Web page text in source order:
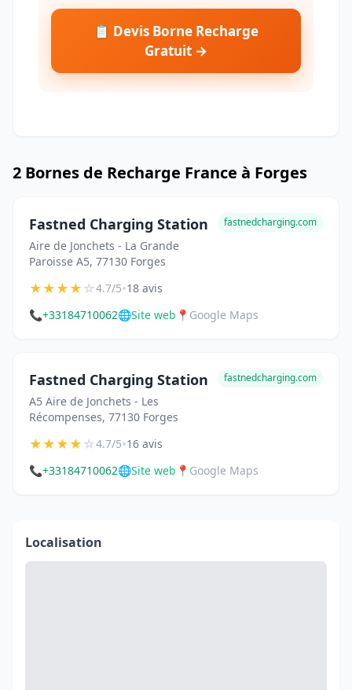
📋 Devis Borne Recharge
Gratuit →
2 Bornes de Recharge France à Forges
Fastned Charging Station
Aire de Jonchets - La Grande
Paroisse A5, 77130 Forges
fastnedcharging.com
★★★★☆4.7/5•18 avis
📞+33184710062🌐Site web 📍 Google Maps
Fastned Charging Station
A5 Aire de Jonchets - Les
Récompenses, 77130 Forges
fastnedcharging.com
★★★★☆4.7/5•16 avis
📞+33184710062🌐Site web 📍 Google Maps
Localisation